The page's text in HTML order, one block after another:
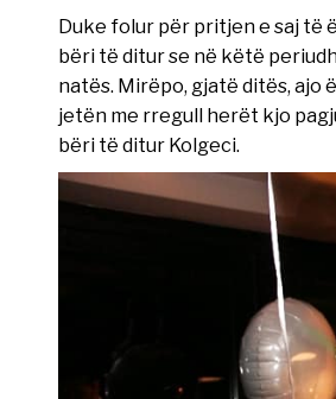
Duke folur për pritjen e saj të
bëri të ditur se në këtë
natës. Mirëpo, gjatë ditës, ajo
jetën me rregull herët kjo
bëri të ditur Kolgeci.